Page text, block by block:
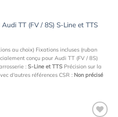
TT (FV / 8S) S-Line et TTS
au choix) Fixations incluses (ruban
conçu pour Audi TT (FV / 8S)
: S-Line et TTSPrécision sur la
d'autres références CSR : Non précisé